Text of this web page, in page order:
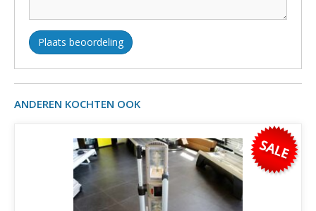
Plaats beoordeling
ANDEREN KOCHTEN OOK